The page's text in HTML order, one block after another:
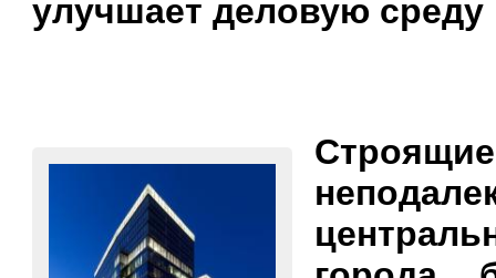
улучшает деловую среду